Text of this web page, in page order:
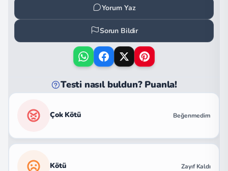
Yorum Yaz
Sorun Bildir
Testi nasıl buldun? Puanla!
Çok Kötü Beğenmedim
Kötü Zayıf Kaldı